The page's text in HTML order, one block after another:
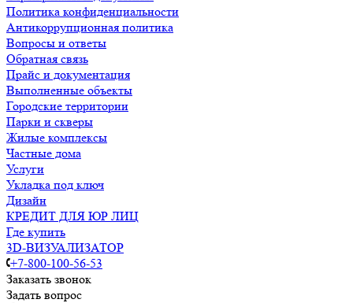
Политика конфиденциальности
Антикоррупционная политика
Вопросы и ответы
Обратная связь
Прайс и документация
Выполненные объекты
Городские территории
Парки и скверы
Жилые комплексы
Частные дома
Услуги
Укладка под ключ
Дизайн
КРЕДИТ ДЛЯ ЮР ЛИЦ
Где купить
3D-ВИЗУАЛИЗАТОР
+7-800-100-56-53
Заказать звонок
Задать вопрос